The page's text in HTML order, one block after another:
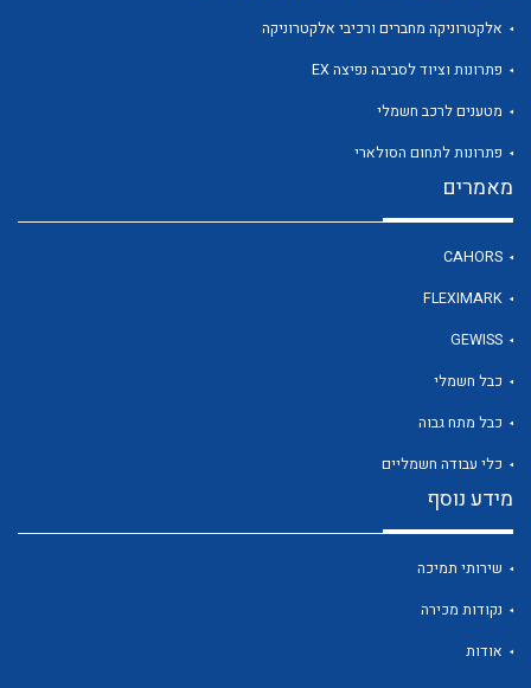
לכל מוצרי היצרן
אלקטרוניקה מחברים ורכיבי אלקטרוניקה
פתרונות וציוד לסביבה נפיצה EX
מטענים לרכב חשמלי
פתרונות לתחום הסולארי
מאמרים
CAHORS
FLEXIMARK
GEWISS
כבל חשמלי
כבל מתח גבוה
כלי עבודה חשמליים
מידע נוסף
שירותי תמיכה
נקודות מכירה
אודות